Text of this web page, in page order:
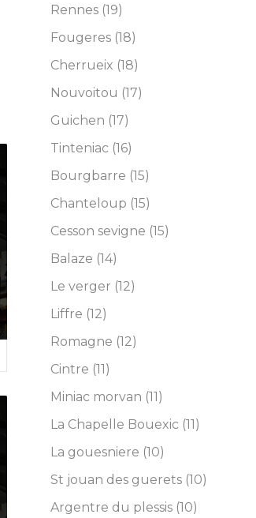
Rennes (19)
Fougeres (18)
Cherrueix (18)
Nouvoitou (17)
Guichen (17)
Tinteniac (16)
Bourgbarre (15)
Chanteloup (15)
Cesson sevigne (15)
Balaze (14)
Le verger (12)
Liffre (12)
Romagne (12)
Cintre (11)
Miniac morvan (11)
La Chapelle Bouexic (11)
La gouesniere (10)
St jouan des guerets (10)
Argentre du plessis (10)